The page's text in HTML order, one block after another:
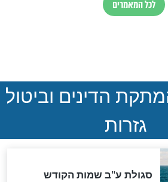
שורדת השואה שחוגגת 100:
לקב"ה על כל השנים"